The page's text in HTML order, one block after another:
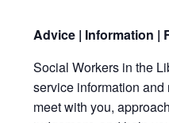
Advice | Information |
Social Workers in the
service information and
meet with you,